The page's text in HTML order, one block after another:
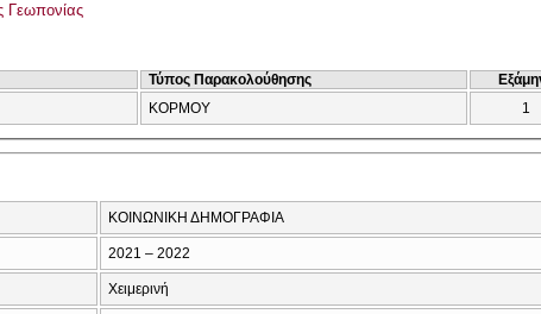
Γεωπονίας
Τύπος Παρακολούθησης
ΚΟΡΜΟΥ 1
ΚΟΙΝΩΝΙΚΗ ΔΗΜΟΓΡΑΦΙΑ
2021 – 2022
Χειμερινή